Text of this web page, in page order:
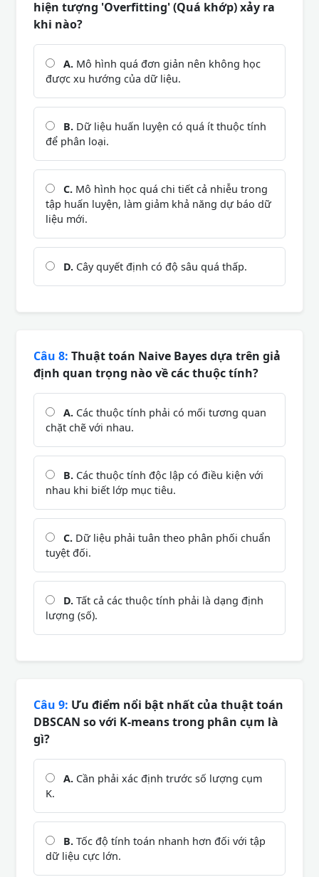
hiện tượng 'Overfitting' (Quá khớp) xảy ra
khi nào?
A. Mô hình quá đơn giản nên không học
được xu hướng của dữ liệu.
B. Dữ liệu huấn luyện có quá ít thuộc tính
để phân loại.
C. Mô hình học quá chi tiết cả nhiễu trong
tập huấn luyện, làm giảm khả năng dự báo dữ
liệu mới.
D. Cây quyết định có độ sâu quá thấp.
Câu 8: Thuật toán Naive Bayes dựa trên giả
định quan trọng nào về các thuộc tính?
A. Các thuộc tính phải có mối tương quan
chặt chẽ với nhau.
B. Các thuộc tính độc lập có điều kiện với
nhau khi biết lớp mục tiêu.
C. Dữ liệu phải tuân theo phân phối chuẩn
tuyệt đối.
D. Tất cả các thuộc tính phải là dạng định
lượng (số).
Câu 9: Ưu điểm nổi bật nhất của thuật toán
DBSCAN so với K-means trong phân cụm là
gì?
A. Cần phải xác định trước số lượng cụm
K.
B. Tốc độ tính toán nhanh hơn đối với tập
dữ liệu cực lớn.